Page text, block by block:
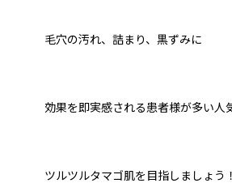
毛穴の汚れ、詰まり、黒ずみに
効果を即実感される患者様が多い人
ツルツルタマゴ肌を目指しましょう！